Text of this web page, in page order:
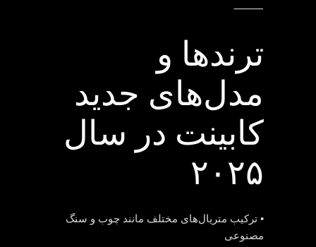
⸻
ترندها و
مدل‌های جدید
کابینت در سال
۲۰۲۵
• ترکیب متریال‌های مختلف مانند چوب و سنگ
مصنوعی